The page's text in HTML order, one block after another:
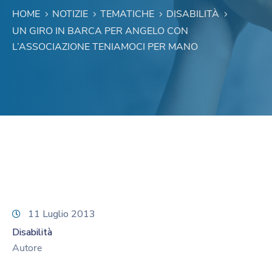
HOME NOTIZIE TEMATICHE
DISABILITÀ
UN GIRO IN BARCA PER ANGELO CON
L’ASSOCIAZIONE TENIAMOCI PER MANO
11 Luglio 2013
Disabilità
Autore